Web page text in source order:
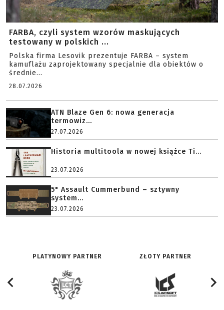
FARBA, czyli system wzorów maskujących
testowany w polskich ...
Polska firma Lesovik prezentuje FARBA – system
kamuflażu zaprojektowany specjalnie dla obiektów o
średnie...
28.07.2026
ATN Blaze Gen 6: nowa generacja
termowiz...
27.07.2026
Historia multitoola w nowej książce Ti...
23.07.2026
5" Assault Cummerbund – sztywny
system...
23.07.2026
PLATYNOWY PARTNER ZŁOTY PARTNER